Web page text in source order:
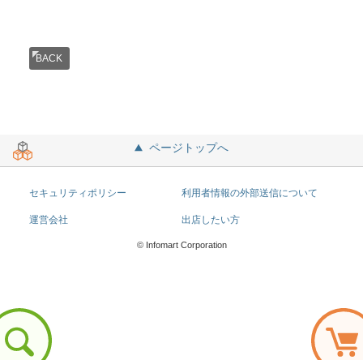
BACK
ページトップへ
セキュリティポリシー 利用者情報の外部送信について
運営会社 出店したい方
© Infomart Corporation